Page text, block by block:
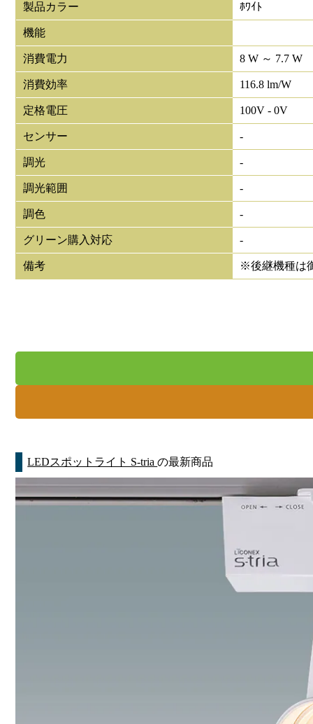
製品カラー ﾎﾜｲﾄ
機能
消費電力 8 W ～ 7.7 W
消費効率 116.8 lm/W
定格電圧 100V - 0V
センサー -
調光 -
調光範囲 -
調色 -
グリーン購入対応 -
備考 ※後継機種は
LEDスポットライト S-triaの最新商品